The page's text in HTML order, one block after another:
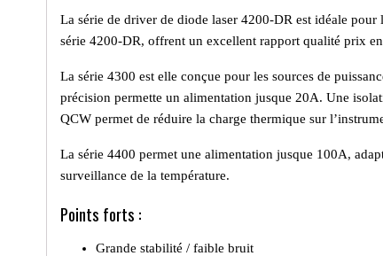
La série de driver de diode laser 4200-DR est idéale pour
série 4200-DR, offrent un excellent rapport qualité prix
La série 4300 est elle conçue pour les sources de
précision permette un alimentation jusque 20A. Une
QCW permet de réduire la charge thermique sur
La série 4400 permet une alimentation jusque 100A,
surveillance de la température.
Points forts :
Grande stabilité / faible bruit